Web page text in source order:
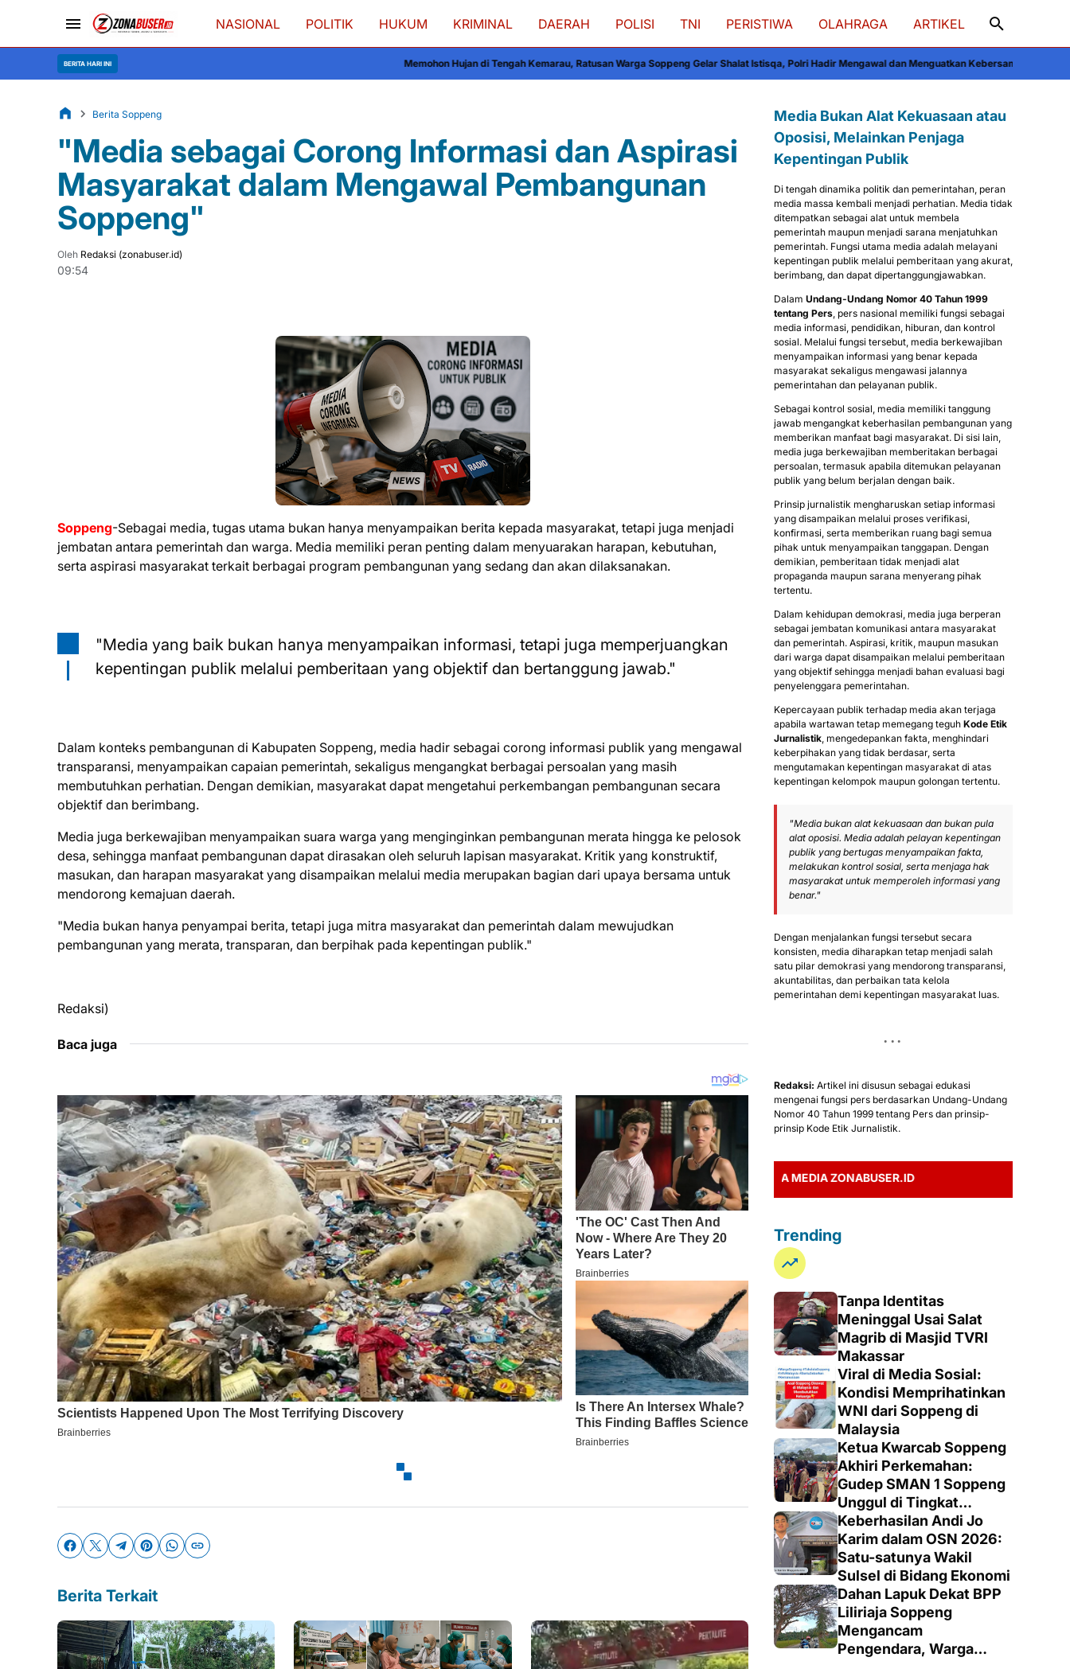
NASIONAL POLITIK HUKUM KRIMINAL DAERAH POLISI TNI PERISTIWA OLAHRAGA ARTIKEL
BERITA HARI INI Memohon Hujan di Tengah Kemarau, Ratusan Warga Soppeng Gelar Shalat Istisqa, Polri Hadir Mengawal dan Menguatkan KebersamaanDahan Lapuk Dekat BPP
Berita Soppeng
"Media sebagai Corong Informasi dan Aspirasi
Masyarakat dalam Mengawal Pembangunan
Soppeng"
Oleh Redaksi (zonabuser.id)
09:54
Soppeng-Sebagai media, tugas utama bukan hanya menyampaikan berita kepada masyarakat, tetapi juga menjadi
jembatan antara pemerintah dan warga. Media memiliki peran penting dalam menyuarakan harapan, kebutuhan,
serta aspirasi masyarakat terkait berbagai program pembangunan yang sedang dan akan dilaksanakan.
"Media yang baik bukan hanya menyampaikan informasi, tetapi juga memperjuangkan
kepentingan publik melalui pemberitaan yang objektif dan bertanggung jawab."
Dalam konteks pembangunan di Kabupaten Soppeng, media hadir sebagai corong informasi publik yang mengawal
transparansi, menyampaikan capaian pemerintah, sekaligus mengangkat berbagai persoalan yang masih
membutuhkan perhatian. Dengan demikian, masyarakat dapat mengetahui perkembangan pembangunan secara
objektif dan berimbang.
Media juga berkewajiban menyampaikan suara warga yang menginginkan pembangunan merata hingga ke pelosok
desa, sehingga manfaat pembangunan dapat dirasakan oleh seluruh lapisan masyarakat. Kritik yang konstruktif,
masukan, dan harapan masyarakat yang disampaikan melalui media merupakan bagian dari upaya bersama untuk
mendorong kemajuan daerah.
"Media bukan hanya penyampai berita, tetapi juga mitra masyarakat dan pemerintah dalam mewujudkan
pembangunan yang merata, transparan, dan berpihak pada kepentingan publik."
Redaksi)
Baca juga
Berita Terkait
Media Bukan Alat Kekuasaan atau
Oposisi, Melainkan Penjaga
Kepentingan Publik
Di tengah dinamika politik dan pemerintahan, peran
media massa kembali menjadi perhatian. Media tidak
ditempatkan sebagai alat untuk membela
pemerintah maupun menjadi sarana menjatuhkan
pemerintah. Fungsi utama media adalah melayani
kepentingan publik melalui pemberitaan yang akurat,
berimbang, dan dapat dipertanggungjawabkan.
Dalam Undang-Undang Nomor 40 Tahun 1999
tentang Pers, pers nasional memiliki fungsi sebagai
media informasi, pendidikan, hiburan, dan kontrol
sosial. Melalui fungsi tersebut, media berkewajiban
menyampaikan informasi yang benar kepada
masyarakat sekaligus mengawasi jalannya
pemerintahan dan pelayanan publik.
Sebagai kontrol sosial, media memiliki tanggung
jawab mengangkat keberhasilan pembangunan yang
memberikan manfaat bagi masyarakat. Di sisi lain,
media juga berkewajiban memberitakan berbagai
persoalan, termasuk apabila ditemukan pelayanan
publik yang belum berjalan dengan baik.
Prinsip jurnalistik mengharuskan setiap informasi
yang disampaikan melalui proses verifikasi,
konfirmasi, serta memberikan ruang bagi semua
pihak untuk menyampaikan tanggapan. Dengan
demikian, pemberitaan tidak menjadi alat
propaganda maupun sarana menyerang pihak
tertentu.
Dalam kehidupan demokrasi, media juga berperan
sebagai jembatan komunikasi antara masyarakat
dan pemerintah. Aspirasi, kritik, maupun masukan
dari warga dapat disampaikan melalui pemberitaan
yang objektif sehingga menjadi bahan evaluasi bagi
penyelenggara pemerintahan.
Kepercayaan publik terhadap media akan terjaga
apabila wartawan tetap memegang teguh Kode Etik
Jurnalistik, mengedepankan fakta, menghindari
keberpihakan yang tidak berdasar, serta
mengutamakan kepentingan masyarakat di atas
kepentingan kelompok maupun golongan tertentu.
"Media bukan alat kekuasaan dan bukan pula
alat oposisi. Media adalah pelayan kepentingan
publik yang bertugas menyampaikan fakta,
melakukan kontrol sosial, serta menjaga hak
masyarakat untuk memperoleh informasi yang
benar."
Dengan menjalankan fungsi tersebut secara
konsisten, media diharapkan tetap menjadi salah
satu pilar demokrasi yang mendorong transparansi,
akuntabilitas, dan perbaikan tata kelola
pemerintahan demi kepentingan masyarakat luas.
Redaksi: Artikel ini disusun sebagai edukasi
mengenai fungsi pers berdasarkan Undang-Undang
Nomor 40 Tahun 1999 tentang Pers dan prinsip-
prinsip Kode Etik Jurnalistik.
TERIMA KASIH TELAH MEMBACA BERITA MEDIA ZONABUSER.ID
Trending
Tanpa Identitas
Meninggal Usai Salat
Magrib di Masjid TVRI
Makassar
Viral di Media Sosial:
Kondisi Memprihatinkan
WNI dari Soppeng di
Malaysia
Ketua Kwarcab Soppeng
Akhiri Perkemahan:
Gudep SMAN 1 Soppeng
Unggul di Tingkat
Penegak
Keberhasilan Andi Jo
Karim dalam OSN 2026:
Satu-satunya Wakil
Sulsel di Bidang Ekonomi
Dahan Lapuk Dekat BPP
Liliriaja Soppeng
Mengancam
Pengendara, Warga